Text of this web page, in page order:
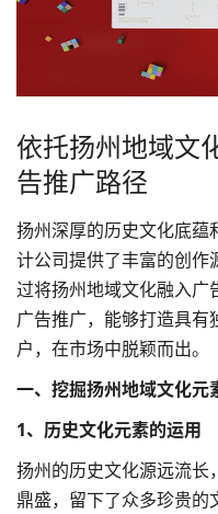
依托扬州地域文
告推广路径
扬州深厚的历史文化底蕴
计公司提供了丰富的创作
过将扬州地域文化融入广
广告推广，能够打造具
户，在市场中脱颖而出。
一、挖掘扬州地域文化元
1、历史文化元素的运用
扬州的历史文化源远流长
鼎盛，留下了众多珍贵的